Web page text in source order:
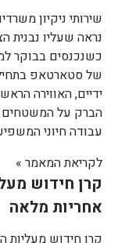
שירותי ניקיון
נראה שעליו נבנית
כשנכנסים בבוקר
של סטארטאפ
ידיים, האווירה
הברק על המשטחים
עבודה חיוני
לקריאת המאמר »
קרן חידוש
אחריות מלאה
קרן חידוש מעליות